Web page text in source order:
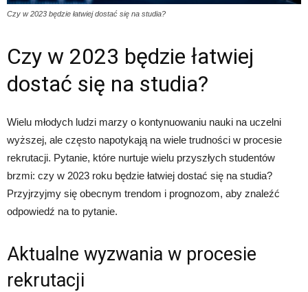
Czy w 2023 będzie łatwiej dostać się na studia?
Czy w 2023 będzie łatwiej
dostać się na studia?
Wielu młodych ludzi marzy o kontynuowaniu nauki na uczelni
wyższej, ale często napotykają na wiele trudności w procesie
rekrutacji. Pytanie, które nurtuje wielu przyszłych studentów
brzmi: czy w 2023 roku będzie łatwiej dostać się na studia?
Przyjrzyjmy się obecnym trendom i prognozom, aby znaleźć
odpowiedź na to pytanie.
Aktualne wyzwania w procesie
rekrutacji